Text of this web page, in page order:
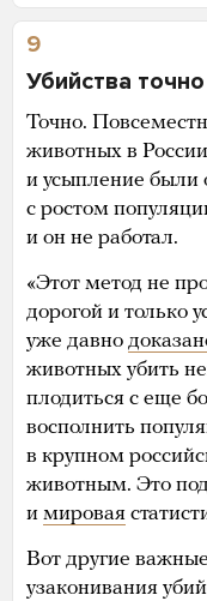
9
Убийства
Точно.
животных в
и усыпление
с ростом
и он не работал.
«Этот метод не
дорогой и только
уже давно
животных убить
плодиться с еще
восполнить
в крупном
животным. Это
и мировая
Вот другие
узаконивания